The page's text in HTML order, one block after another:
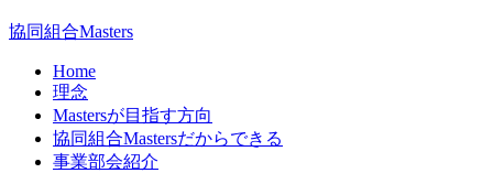
ー
協同組合Masters
Home
理念
Mastersが目指す方向
協同組合Mastersだからできる
事業部会紹介